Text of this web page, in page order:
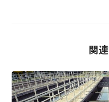
関